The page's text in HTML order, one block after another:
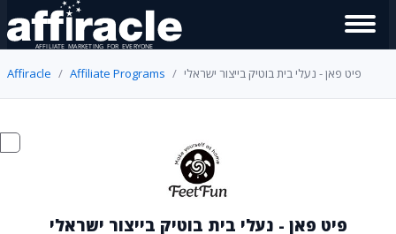
Affiracle Affiliate Programs פיט פאן - נעלי בית בוטיק בייצור ישראלי
פיט פאן - נעלי בית בוטיק בייצור ישראלי